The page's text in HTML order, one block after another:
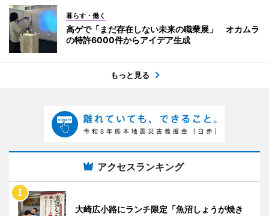
暮らす・働く
高ゲで「まだ存在しない未来の職業展」 オカムラ
の特許6000件からアイデア生成
もっと見る
アクセスランキング
大崎広小路にランチ限定「魚沼しょうが焼き